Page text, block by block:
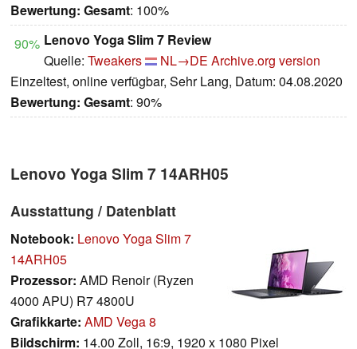
Bewertung: Gesamt: 100%
90% Lenovo Yoga Slim 7 Review
Quelle: Tweakers NL→DE Archive.org version
Einzeltest, online verfügbar, Sehr Lang, Datum: 04.08.2020
Bewertung: Gesamt: 90%
Lenovo Yoga Slim 7 14ARH05
Ausstattung / Datenblatt
Notebook: Lenovo Yoga Slim 7
14ARH05
Prozessor: AMD Renoir (Ryzen
4000 APU) R7 4800U
Grafikkarte: AMD Vega 8
Bildschirm: 14.00 Zoll, 16:9, 1920 x 1080 Pixel